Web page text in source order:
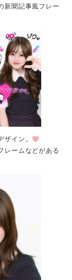
新聞記事風フレー
ザイン。
レームなどがある